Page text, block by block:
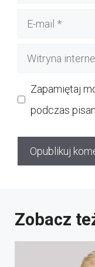
Witryna
Zapamiętaj
podczas
Zobacz